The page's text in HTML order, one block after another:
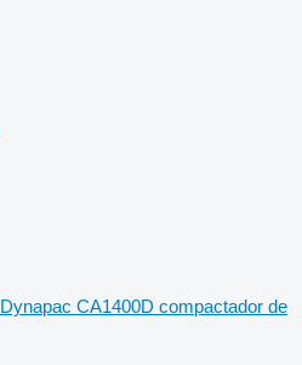
Dynapac CA1400D compactador de